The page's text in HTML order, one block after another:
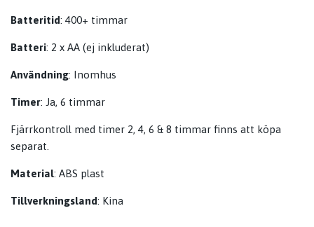
Batteritid: 400+ timmar
Batteri: 2 x AA (ej inkluderat)
Användning: Inomhus
Timer: Ja, 6 timmar
Fjärrkontroll med timer 2, 4, 6 & 8 timmar finns att köpa
separat.
Material: ABS plast
Tillverkningsland: Kina